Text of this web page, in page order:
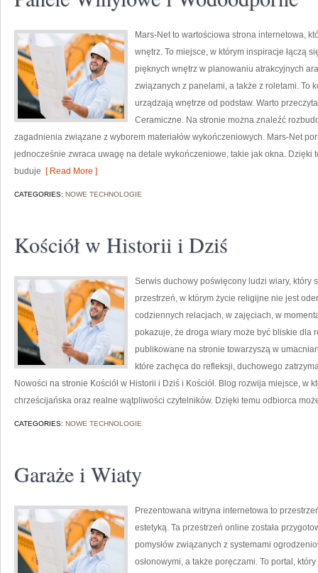
Mars-Net to wartościowa strona internetowa,
wnętrz. To miejsce, w którym inspiracje łączą
pięknych wnętrz w planowaniu atrakcyjnych
związanych z panelami, a także z roletami. To
urządzają wnętrze od podstaw. Warto
Ceramiczne. Na stronie można znaleźć
zagadnienia związane z wyborem materiałów wykończeniowych. Mars-Net
jednocześnie zwraca uwagę na detale wykończeniowe, takie jak okna. Dzięki
buduje [ Read More ]
CATEGORIES: NOWE TECHNOLOGIE
Kościół w Historii i Dziś
Serwis duchowy poświęcony ludzi wiary, który
przestrzeń, w którym życie religijne nie jest
codziennych relacjach, w zajęciach, w
pokazuje, że droga wiary może być bliskie dla
publikowane na stronie towarzyszą w
które zachęca do refleksji, duchowego
Nowości na stronie Kościół w Historii i Dziś i Kościół. Blog rozwija miejsce, w
chrześcijańska oraz realne wątpliwości czytelników. Dzięki temu odbiorca
CATEGORIES: NOWE TECHNOLOGIE
Garaże i Wiaty
Prezentowana witryna internetowa to
estetyką. Ta przestrzeń online została
pomysłów związanych z systemami
osłonowymi, a także poręczami. To portal,